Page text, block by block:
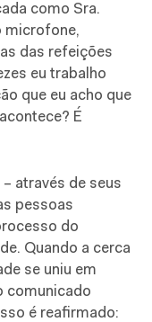
como Sra.
microfone,
das refeições
eu trabalho
que eu acho que
É
através de seus
pessoas
do
Quando a cerca
se uniu em
comunicado
é reafirmado: